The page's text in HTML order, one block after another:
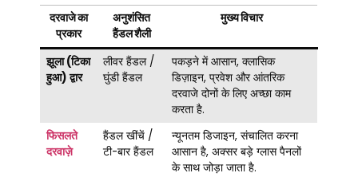
दरवाजे का
प्रकार
अनुशंसित
हैंडल शैली
मुख्य विचार
झूला (टिका
हुआ) द्वार
लीवर हैंडल /
घुंडी हैंडल
पकड़ने में आसान, क्लासिक
डिज़ाइन, प्रवेश और आंतरिक
दरवाजे दोनों के लिए अच्छा काम
करता है.
फिसलते
दरवाज़े
हैंडल खींचें /
टी-बार हैंडल
न्यूनतम डिजाइन, संचालित करना
आसान है, अक्सर बड़े ग्लास पैनलों
के साथ जोड़ा जाता है.